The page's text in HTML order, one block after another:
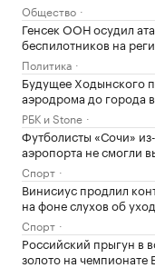
Общество
Генсек ООН осудил
беспилотников на
Политика
Будущее Ходынского
аэродрома до города
РБК и Stone
Футболисты «Сочи»
аэропорта не смогли
Спорт
Винисиус продлил
на фоне слухов об
Спорт
Российский прыгун в
золото на чемпионате